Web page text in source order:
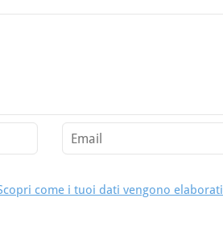
come i tuoi dati vengono elaborati